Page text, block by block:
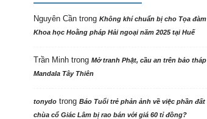
Nguyên Cầntrong Không khí chuẩn bị cho Tọa đàm
Khoa học Hoằng pháp Hải ngoại năm 2025 tại Huế
Trần Minhtrong Mở tranh Phật, cầu an trên bảo tháp
Mandala Tây Thiên
tonydotrong Báo Tuổi trẻ phản ảnh về việc phần đất
chùa cổ Giác Lâm bị rao bán với giá 60 tỉ đồng?